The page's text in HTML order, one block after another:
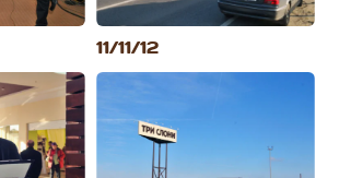
11/11/12